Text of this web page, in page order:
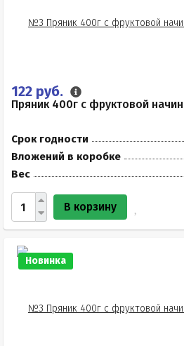
122 руб.
Пряник 400г с фруктовой
Срок годности
Вложений в коробке
Вес
В корзину
Новинка